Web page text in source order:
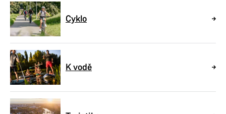
Cyklo
K vodě